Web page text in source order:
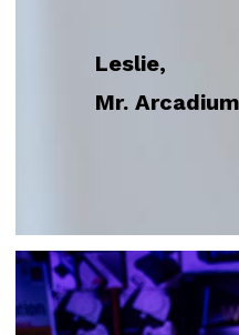
Leslie,
Mr. Arcadium